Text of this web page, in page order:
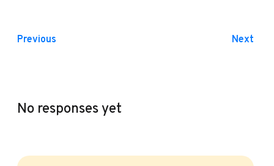
Previous Next
No responses yet